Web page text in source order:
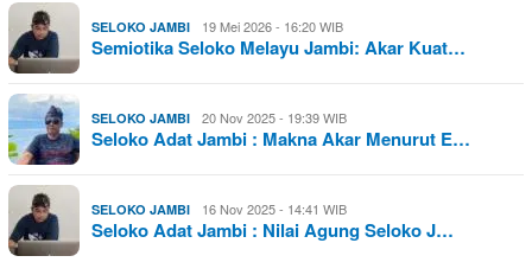
SELOKO JAMBI 19 Mei 2026 - 16:20 WIB
Semiotika Seloko Melayu Jambi: Akar Kuat…
SELOKO JAMBI 20 Nov 2025 - 19:39 WIB
Seloko Adat Jambi : Makna Akar Menurut E…
SELOKO JAMBI 16 Nov 2025 - 14:41 WIB
Seloko Adat Jambi : Nilai Agung Seloko J…